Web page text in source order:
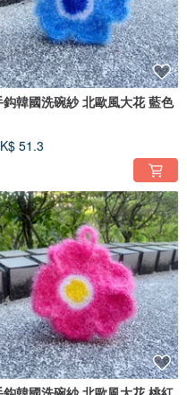
鈎韓國洗碗紗 北歐風大花 藍色
51.3